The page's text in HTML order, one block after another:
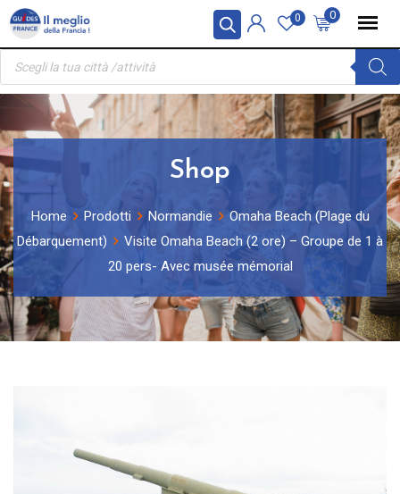
Pannello di gestione dei cookies
Skip
content
0
0
Ricerca
prodotti
Shop
Home Prodotti Normandie
Omaha Beach (Plage du
Débarquement)
Visite Omaha Beach (2 ore) – Groupe de 1 à
20 pers- Avec musée mémorial